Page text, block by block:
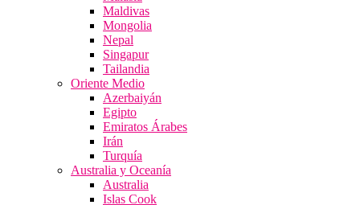
Maldivas
Mongolia
Nepal
Singapur
Tailandia
Oriente Medio
Azerbaiyán
Egipto
Emiratos Árabes
Irán
Turquía
Australia y Oceanía
Australia
Islas Cook